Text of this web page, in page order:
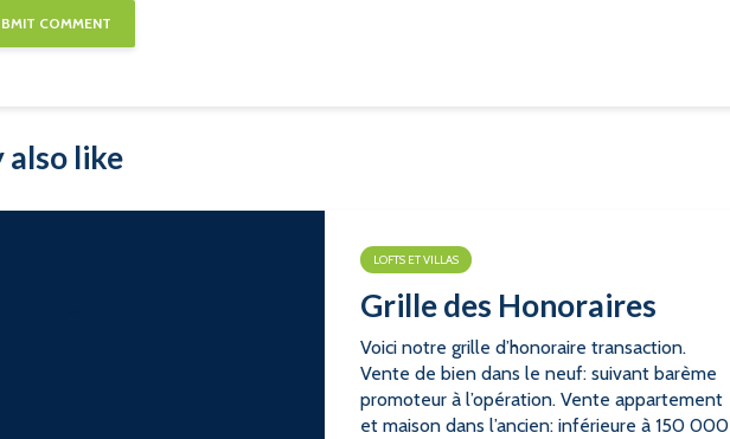
also like
LOFTS ET VILLAS
Grille des Honoraires
Voici notre grille d’honoraire transaction.
Vente de bien dans le neuf: suivant barème
promoteur à l’opération. Vente appartement
et maison dans l’ancien: inférieure à 150 000